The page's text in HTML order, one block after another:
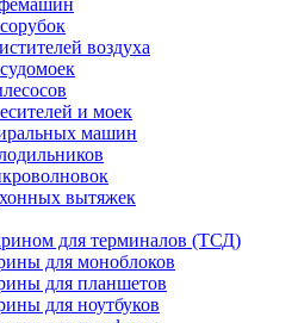
воздуха
и моек
машин
вытяжек
для терминалов (ТСД)
для моноблоков
для планшетов
для ноутбуков